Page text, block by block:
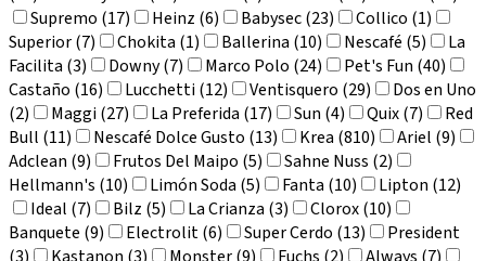
Supremo (17)
Heinz (6) Babysec (23)
Collico (1)
Superior (7)
Chokita (1) Ballerina (10) Nescafé (5)
La
Facilita (3)
Downy (7) Marco Polo (24)
Pet's Fun (40)
Castaño (16)
Lucchetti (12) Ventisquero (29)
Dos en Uno
(2)
Maggi (27) La Preferida (17) Sun (4) Quix (7)
Red
Bull (11)
Nescafé Dolce Gusto (13) Krea (810)
Ariel (9)
Adclean (9)
Frutos Del Maipo (5)
Sahne Nuss (2)
Hellmann's (10)
Limón Soda (5) Fanta (10)
Lipton (12)
Ideal (7)
Bilz (5) La Crianza (3)
Clorox (10)
Banquete (9)
Electrolit (6) Super Cerdo (13)
President